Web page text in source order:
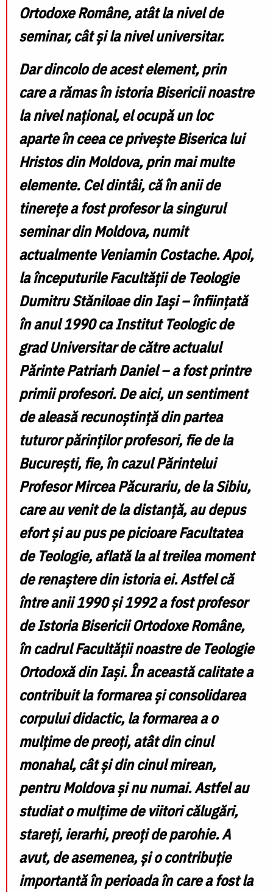
Ortodoxe Române, atât la nivel de
seminar, cât și la nivel universitar.
Dar dincolo de acest element, prin
care a rămas în istoria Bisericii noastre
la nivel național, el ocupă un loc
aparte în ceea ce privește Biserica lui
Hristos din Moldova, prin mai multe
elemente. Cel dintâi, că în anii de
tinerețe a fost profesor la singurul
seminar din Moldova, numit
actualmente Veniamin Costache. Apoi,
la începuturile Facultății de Teologie
Dumitru Stăniloaedin Iași – înființată
în anul 1990 ca Institut Teologic de
grad Universitar de către actualul
Părinte Patriarh Daniel – a fost printre
primii profesori. De aici, un sentiment
de aleasă recunoștință din partea
tuturor părinților profesori, fie de la
București, fie, în cazul Părintelui
Profesor Mircea Păcurariu, de la Sibiu,
care au venit de la distanță, au depus
efort și au pus pe picioare Facultatea
de Teologie, aflată la al treilea moment
de renaștere din istoria ei. Astfel că
între anii 1990 și 1992 a fost profesor
deIstoria Bisericii Ortodoxe Române,
în cadrul Facultății noastre de Teologie
Ortodoxă din Iași. În această calitate a
contribuit la formarea și consolidarea
corpului didactic, la formarea a o
mulțime de preoți, atât din cinul
monahal, cât și din cinul mirean,
pentru Moldova și nu numai. Astfel au
studiat o mulțime de viitori călugări,
stareți, ierarhi, preoți de parohie. A
avut, de asemenea, și o contribuție
importantă în perioada în care a fost la